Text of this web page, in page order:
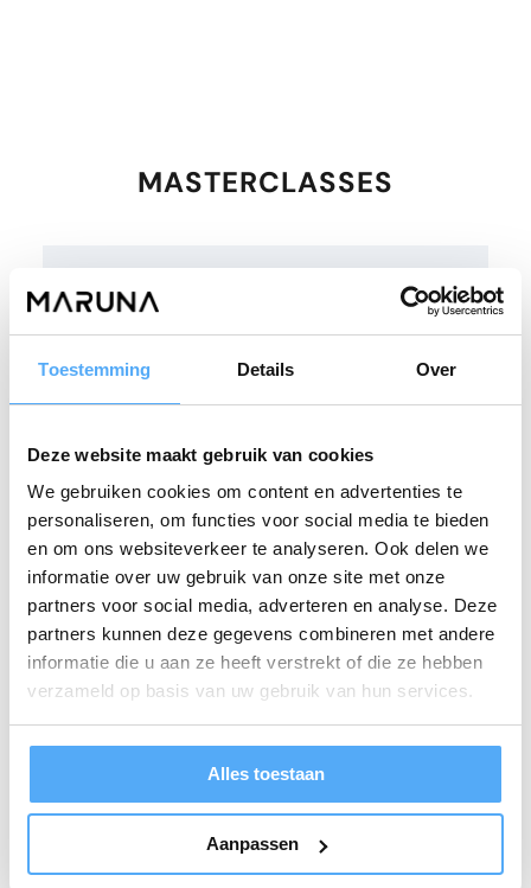
Toestemming Details Over
Deze website maakt gebruik van cookies
We gebruiken cookies om content en advertenties te
personaliseren, om functies voor social media te bieden
en om ons websiteverkeer te analyseren. Ook delen we
informatie over uw gebruik van onze site met onze
partners voor social media, adverteren en analyse. Deze
partners kunnen deze gegevens combineren met andere
informatie die u aan ze heeft verstrekt of die ze hebben
verzameld op basis van uw gebruik van hun services.
Alles toestaan
Aanpassen
MASTERCLASSES
Lean A3 Problem Solving
2 dagen
€ 995
Informatie
FMEA
1/2 dag